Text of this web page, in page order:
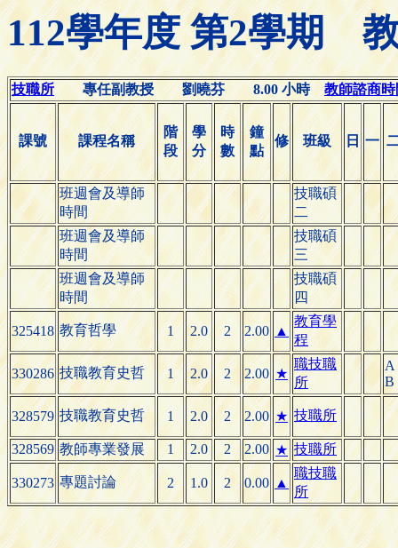
112學年度 第2學期
技職所專任副教授 劉曉芬 8.00 小時教師諮商時
課號 課程名稱
階
段
學
分
時
數
鐘
點
修 班級 日 一
班週會及導師
時間
技職碩
二
班週會及導師
時間
技職碩
三
班週會及導師
時間
技職碩
四
325418 教育哲學 1 2.0 2 2.00 ▲
教育學
程
330286 技職教育史哲 1 2.0 2 2.00 ★
職技職
所
A
B
328579 技職教育史哲 1 2.0 2 2.00 ★ 技職所
328569 教師專業發展 1 2.0 2 2.00 ★ 技職所
330273 專題討論 2 1.0 2 0.00 ▲
職技職
所